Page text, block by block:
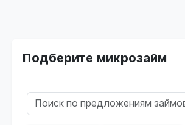
Подберите микрозайм